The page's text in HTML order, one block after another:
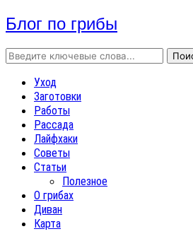
Блог по грибы
Уход
Заготовки
Работы
Рассада
Лайфхаки
Советы
Статьи
Полезное
О грибах
Диван
Карта